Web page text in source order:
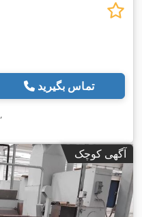
تماس بگیرید
,
آگهی کوچک